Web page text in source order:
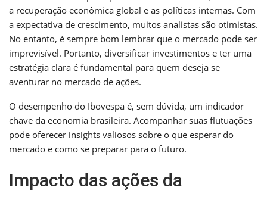
a recuperação econômica global e as políticas internas. Com
a expectativa de crescimento, muitos analistas são otimistas.
No entanto, é sempre bom lembrar que o mercado pode ser
imprevisível. Portanto, diversificar investimentos e ter uma
estratégia clara é fundamental para quem deseja se
aventurar no mercado de ações.
O desempenho do Ibovespa é, sem dúvida, um indicador
chave da economia brasileira. Acompanhar suas flutuações
pode oferecer insights valiosos sobre o que esperar do
mercado e como se preparar para o futuro.
Impacto das ações da